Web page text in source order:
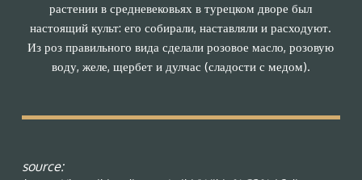
растении в средневековьях в турецком дворе был
настоящий культ: его собирали, наставляли и расходуют.
Из роз правильного вида сделали розовое масло, розовую
воду, желе, щербет и дулчас (сладости с медом).
source: